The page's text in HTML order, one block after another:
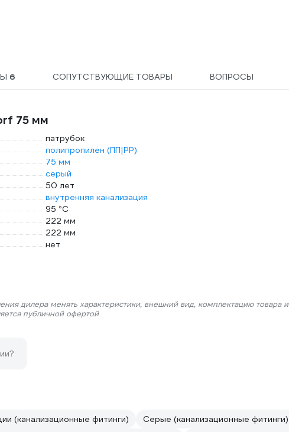
6 СОПУТСТВУЮЩИЕ ТОВАРЫ ВОПРОСЫ
75 мм
патрубок
полипропилен (ПП|PP)
75 мм
серый
50 лет
внутренняя канализация
95 °С
222 мм
222 мм
нет
дилера менять характеристики, внешний вид, комплектацию товара и
публичной офертой
(канализационные фитинги) Серые (канализационные фитинги)